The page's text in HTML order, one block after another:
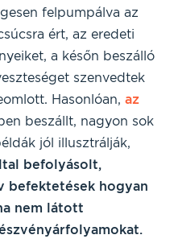
felpumpálva az
ért, az eredeti
a későn beszálló
szenvedtek
Hasonlóan, az
beszállt, nagyon sok
jól illusztrálják,
befolyásolt,
befektetések hogyan
nem látott